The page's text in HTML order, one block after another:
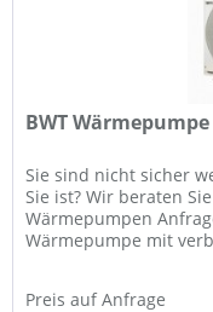
BWT
Sie sind nicht sicher
Sie ist? Wir beraten
Wärmepumpen
Wärmepumpe mit
Preis auf Anfrage